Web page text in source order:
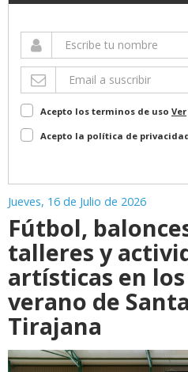
Acepto los terminos de uso Ver
Acepto la política de
Jueves, 16 de Julio de 2026
Fútbol,
talleres y
artísticas en
verano de
Tirajana